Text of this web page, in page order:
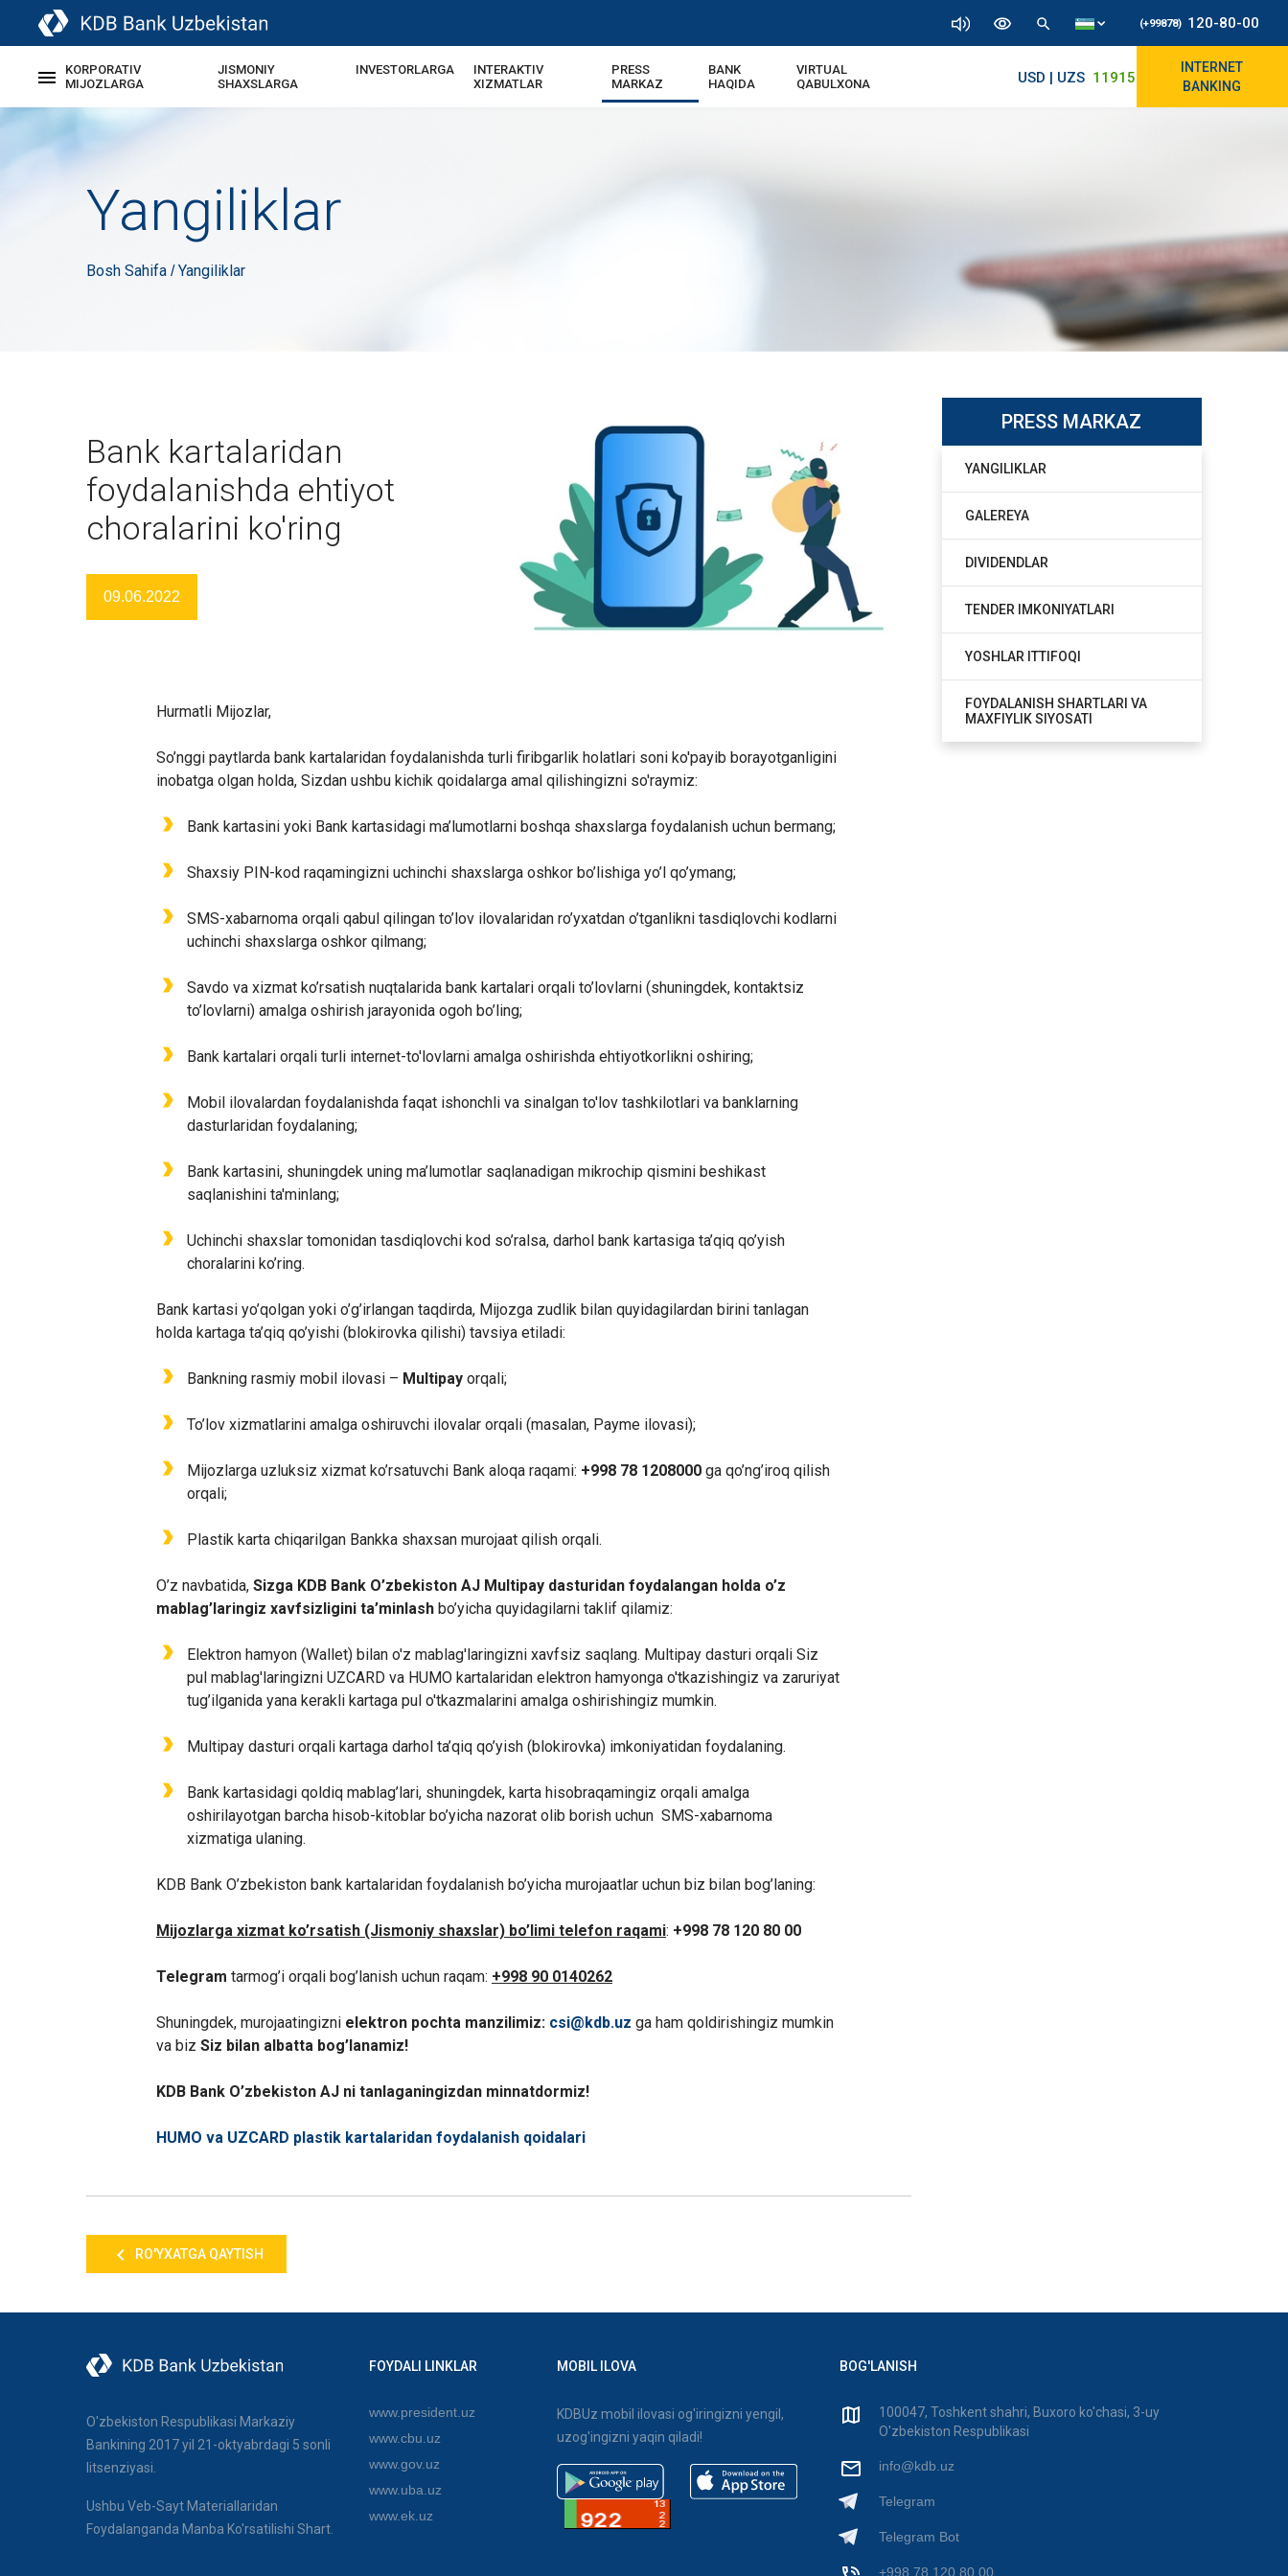
(+99878) 120-80-00
KORPORATIV
MIJOZLARGA
JISMONIY
SHAXSLARGA
INVESTORLARGA
INTERAKTIV
XIZMATLAR
PRESS
MARKAZ
BANK
HAQIDA
VIRTUAL
QABULXONA
USD | UZS 11915.64 11890/12010
INTERNET
BANKING
Yangiliklar
Bosh Sahifa /Yangiliklar
Bank kartalaridan
foydalanishda ehtiyot
choralarini ko'ring
09.06.2022
Hurmatli Mijozlar,
So’nggi paytlarda bank kartalaridan foydalanishda turli firibgarlik holatlari soni ko'payib borayotganligini
inobatga olgan holda, Sizdan ushbu kichik qoidalarga amal qilishingizni so'raymiz:
Bank kartasini yoki Bank kartasidagi ma’lumotlarni boshqa shaxslarga foydalanish uchun bermang;
Shaxsiy PIN-kod raqamingizni uchinchi shaxslarga oshkor bo’lishiga yo’l qo’ymang;
SMS-xabarnoma orqali qabul qilingan to’lov ilovalaridan ro’yxatdan o’tganlikni tasdiqlovchi kodlarni
uchinchi shaxslarga oshkor qilmang;
Savdo va xizmat ko’rsatish nuqtalarida bank kartalari orqali to’lovlarni (shuningdek, kontaktsiz
to’lovlarni) amalga oshirish jarayonida ogoh bo’ling;
Bank kartalari orqali turli internet-to'lovlarni amalga oshirishda ehtiyotkorlikni oshiring;
Mobil ilovalardan foydalanishda faqat ishonchli va sinalgan to'lov tashkilotlari va banklarning
dasturlaridan foydalaning;
Bank kartasini, shuningdek uning ma’lumotlar saqlanadigan mikrochip qismini beshikast
saqlanishini ta'minlang;
Uchinchi shaxslar tomonidan tasdiqlovchi kod so’ralsa, darhol bank kartasiga ta’qiq qo’yish
choralarini ko’ring.
Bank kartasi yo’qolgan yoki o’g’irlangan taqdirda, Mijozga zudlik bilan quyidagilardan birini tanlagan
holda kartaga ta’qiq qo’yishi (blokirovka qilishi) tavsiya etiladi:
Bankning rasmiy mobil ilovasi – Multipay orqali;
To’lov xizmatlarini amalga oshiruvchi ilovalar orqali (masalan, Payme ilovasi);
Mijozlarga uzluksiz xizmat ko’rsatuvchi Bank aloqa raqami: +998 78 1208000ga qo’ng’iroq qilish
orqali;
Plastik karta chiqarilgan Bankka shaxsan murojaat qilish orqali.
O’z navbatida, Sizga KDB Bank O’zbekiston AJ Multipay dasturidan foydalangan holda o’z
mablag’laringiz xavfsizligini ta’minlashbo’yicha quyidagilarni taklif qilamiz:
Elektron hamyon (Wallet) bilan o'z mablag'laringizni xavfsiz saqlang. Multipay dasturi orqali Siz
pul mablag'laringizni UZCARD va HUMO kartalaridan elektron hamyonga o'tkazishingiz va zaruriyat
tug’ilganida yana kerakli kartaga pul o'tkazmalarini amalga oshirishingiz mumkin.
Multipay dasturi orqali kartaga darhol ta’qiq qo’yish (blokirovka) imkoniyatidan foydalaning.
Bank kartasidagi qoldiq mablag’lari, shuningdek, karta hisobraqamingiz orqali amalga
oshirilayotgan barcha hisob-kitoblar bo’yicha nazorat olib borish uchun SMS-xabarnoma
xizmatiga ulaning.
KDB Bank O’zbekiston bank kartalaridan foydalanish bo’yicha murojaatlar uchun biz bilan bog’laning:
Mijozlarga xizmat ko’rsatish (Jismoniy shaxslar) bo’limi telefon raqami: +998 78 120 80 00
Telegram tarmog’i orqali bog’lanish uchun raqam: +998 90 0140262
Shuningdek, murojaatingizni elektron pochta manzilimiz: csi@kdb.uz ga ham qoldirishingiz mumkin
va biz Siz bilan albatta bog’lanamiz!
KDB Bank O’zbekiston AJ ni tanlaganingizdan minnatdormiz!
HUMO va UZCARD plastik kartalaridan foydalanish qoidalari
RO'YXATGA QAYTISH
PRESS MARKAZ
YANGILIKLAR
GALEREYA
DIVIDENDLAR
TENDER IMKONIYATLARI
YOSHLAR ITTIFOQI
FOYDALANISH SHARTLARI VA
MAXFIYLIK SIYOSATI
O'zbekiston Respublikasi Markaziy
Bankining 2017 yil 21-oktyabrdagi 5 sonli
litsenziyasi.
Ushbu Veb-Sayt Materiallaridan
Foydalanganda Manba Ko'rsatilishi Shart.
FOYDALI LINKLAR
www.president.uz
www.cbu.uz
www.gov.uz
www.uba.uz
www.ek.uz
MOBIL ILOVA
KDBUz mobil ilovasi og'iringizni yengil,
uzog'ingizni yaqin qiladi!
BOG'LANISH
100047, Toshkent shahri, Buxoro ko'chasi, 3-uy
O'zbekiston Respublikasi
info@kdb.uz
Telegram
Telegram Bot
+998 78 120 80 00